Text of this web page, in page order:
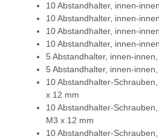
10 Abstandhalter, innen-
10 Abstandhalter, innen-
10 Abstandhalter, innen-
10 Abstandhalter, innen-
5 Abstandhalter, innen-
5 Abstandhalter, innen-
10 Abstandhalter-
x 12 mm
10 Abstandhalter-
M3 x 12 mm
10 Abstandhalter-